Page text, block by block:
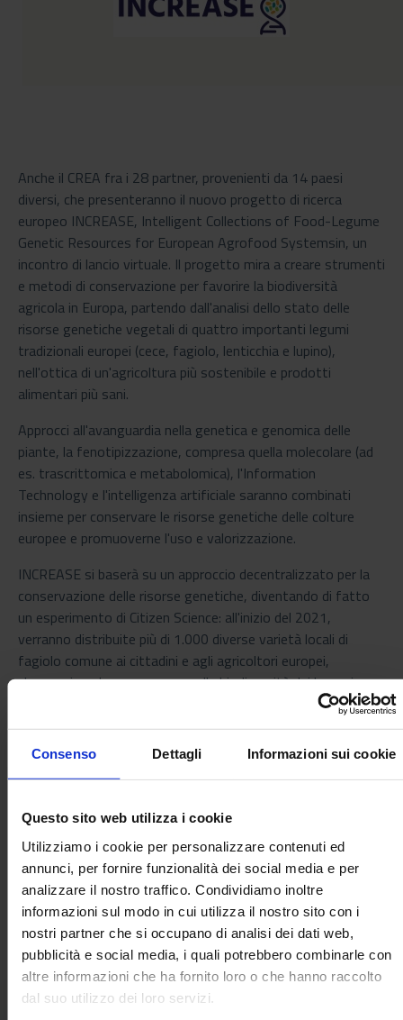
Consenso Dettagli Informazioni sui cookie
Questo sito web utilizza i cookie
Utilizziamo i cookie per personalizzare contenuti ed
annunci, per fornire funzionalità dei social media e per
analizzare il nostro traffico. Condividiamo inoltre
informazioni sul modo in cui utilizza il nostro sito con i
nostri partner che si occupano di analisi dei dati web,
pubblicità e social media, i quali potrebbero combinarle con
altre informazioni che ha fornito loro o che hanno raccolto
dal suo utilizzo dei loro servizi.
Anche il CREA fra i 28 partner, provenienti da 14 paesi
diversi, che presenteranno il nuovo progetto di ricerca
europeo INCREASE, Intelligent Collections of Food-Legume
Genetic Resources for European Agrofood Systemsin, un
incontro di lancio virtuale. Il progetto mira a creare strumenti
e metodi di conservazione per favorire la biodiversità
agricola in Europa, partendo dall'analisi dello stato delle
risorse genetiche vegetali di quattro importanti legumi
tradizionali europei (cece, fagiolo, lenticchia e lupino),
nell'ottica di un'agricoltura più sostenibile e prodotti
alimentari più sani.
Approcci all'avanguardia nella genetica e genomica delle
piante, la fenotipizzazione, compresa quella molecolare (ad
es. trascrittomica e metabolomica), l'Information
Technology e l'intelligenza artificiale saranno combinati
insieme per conservare le risorse genetiche delle colture
europee e promuoverne l'uso e valorizzazione.
INCREASE si baserà su un approccio decentralizzato per la
conservazione delle risorse genetiche, diventando di fatto
un esperimento di Citizen Science: all'inizio del 2021,
verranno distribuite più di 1.000 diverse varietà locali di
fagiolo comune ai cittadini e agli agricoltori europei,
che acquisendo conoscenze sulla biodiversità dei legumi,
saranno coinvolti attivamente nelle attività di valutazione e
conservazione e nella condivisione e nello scambio di
sementi in un nuovo quadro giuridico tramite un'app mobile
appositamente sviluppata per INCREASE.
7 milioni di euro dal programma di ricerca e innovazione
dell'Unione Europea Horizon 2020.
IN ALLEGATO IL COMUNICATO STAMPA DEL CONSORZIO
DEL PROGETTO